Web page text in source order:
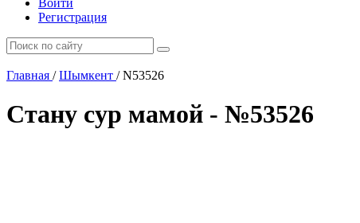
Войти
Регистрация
Главная / Шымкент /N53526
Стану сур мамой - №53526